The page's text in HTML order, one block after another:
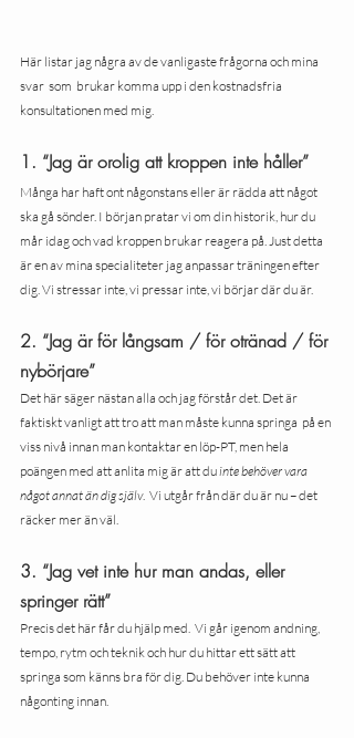
Här listar jag några av de vanligaste frågorna och mina
svar  som  brukar komma upp i den kostnadsfria
konsultationen med mig.
1. “Jag är orolig att kroppen inte håller”
Många har haft ont någonstans eller är rädda att något
ska gå sönder. I början pratar vi om din historik, hur du
mår idag och vad kroppen brukar reagera på. Just detta
är en av mina specialiteter jag anpassar träningen efter
dig. Vi stressar inte, vi pressar inte, vi börjar där du är.
2. “Jag är för långsam / för otränad / för
nybörjare”
Det här säger nästan alla och jag förstår det. Det är
faktiskt vanligt att tro att man måste kunna springa  på en
viss nivå innan man kontaktar en löp-PT, men hela
poängen med att anlita mig är att du inte behöver vara
något annat än dig själv.  Vi utgår från där du är nu – det
räcker mer än väl.
3. “Jag vet inte hur man andas, eller
springer rätt”
Precis det här får du hjälp med.  Vi går igenom andning,
tempo, rytm och teknik och hur du hittar ett sätt att
springa som känns bra för dig. Du behöver inte kunna
någonting innan.